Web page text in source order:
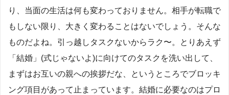
り、当面の生活は何も変わっておりません。相手が転職で
もしない限り、大きく変わることはないでしょう。そんな
ものだよね。引っ越しタスクないからラク〜。とりあえず
「結婚」(式じゃないよ)に向けてのタスクを洗い出して、
まずはお互いの親への挨拶だな、というところでブロッキ
ング項目があって止まっています。結婚に必要なのはプロ